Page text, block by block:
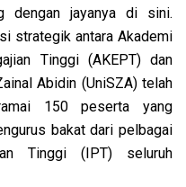
dengan jayanya di sini.
strategik antara Akademi
Tinggi (AKEPT) dan
Abidin (UniSZA) telah
150 peserta yang
bakat dari pelbagai
Tinggi (IPT) seluruh